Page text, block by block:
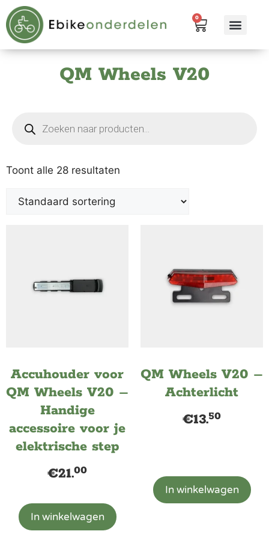
0
QM Wheels V20
Toont alle 28 resultaten
Accuhouder voor
QM Wheels V20 –
Handige
accessoire voor je
elektrische step
€21.00
In winkelwagen
QM Wheels V20 –
Achterlicht
€13.50
In winkelwagen